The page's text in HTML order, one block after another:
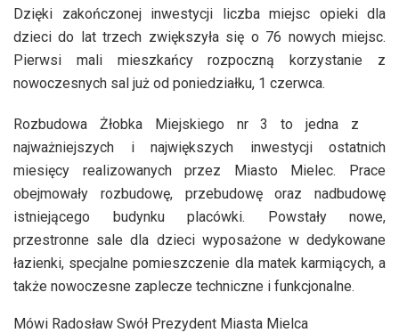
Dzięki zakończonej inwestycji liczba miejsc opieki dla
dzieci do lat trzech zwiększyła się o 76 nowych miejsc.
Pierwsi mali mieszkańcy rozpoczną korzystanie z
nowoczesnych sal już od poniedziałku, 1 czerwca.
Rozbudowa Żłobka Miejskiego nr 3 to jedna z
najważniejszych i największych inwestycji ostatnich
miesięcy realizowanych przez Miasto Mielec. Prace
obejmowały rozbudowę, przebudowę oraz nadbudowę
istniejącego budynku placówki. Powstały nowe,
przestronne sale dla dzieci wyposażone w dedykowane
łazienki, specjalne pomieszczenie dla matek karmiących, a
także nowoczesne zaplecze techniczne i funkcjonalne.
Mówi Radosław Swół Prezydent Miasta Mielca